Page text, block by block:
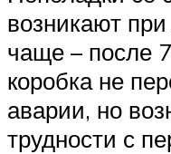
возникают
чаще – после
коробка не
аварии, но
трудности с